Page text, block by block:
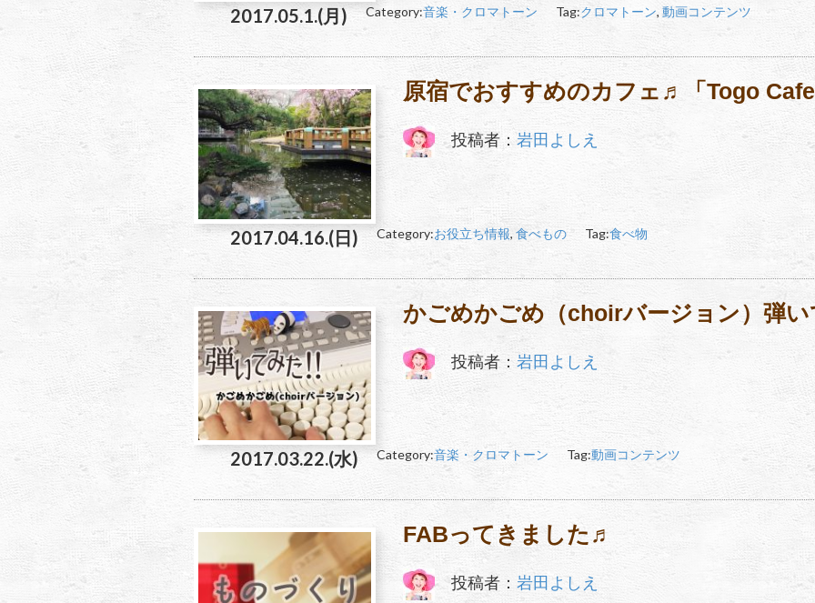
2017.05.1.(月) Category:音楽・クロマトーン Tag:クロマトーン, 動画コンテンツ
原宿でおすすめのカフェ♬「Togo
投稿者： 岩田よしえ
2017.04.16.(日) Category:お役立ち情報, 食べもの Tag:食べ物
かごめかごめ（choirバージョン）弾
投稿者： 岩田よしえ
2017.03.22.(水) Category:音楽・クロマトーン Tag:動画コンテンツ
FABってきました♬
投稿者： 岩田よしえ